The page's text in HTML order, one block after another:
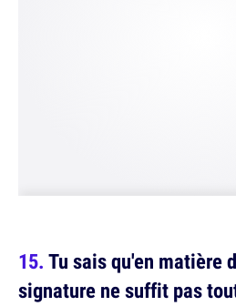
Tu sais qu'en matière
signature ne suffit pas